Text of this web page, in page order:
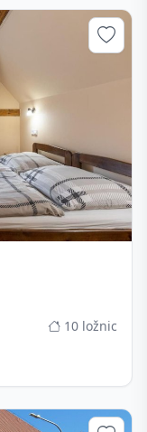
10 ložnic